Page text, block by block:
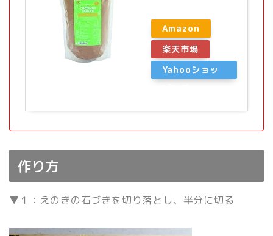
Amazon
楽天市場
Yahooショッ
作り方
▼１：えのきの石づきを切り落とし、半分に切る